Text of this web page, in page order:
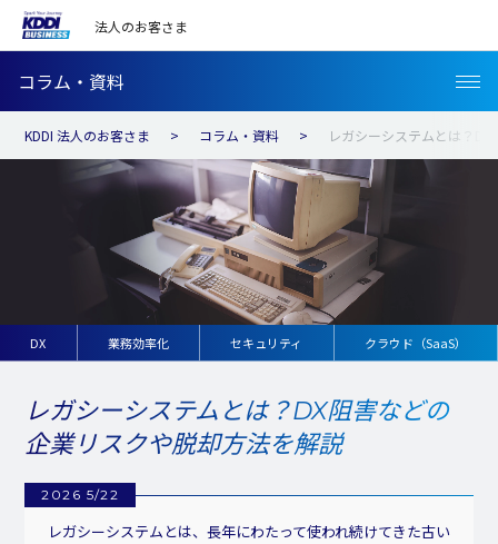
法人のお客さま
コラム・資料
KDDI 法人のお客さま コラム・資料 レガシーシステムとは？
DX 業務効率化 セキュリティ クラウド（SaaS）
レガシーシステムとは？DX阻害などの
企業リスクや脱却方法を解説
2026 5/22
レガシーシステムとは、長年にわたって使われ続けてきた古い